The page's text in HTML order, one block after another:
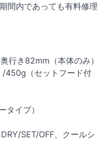
間内であっても有料修理
行き82mm（本体のみ）
450g（セットフード付
タイプ）
SET/OFF、クールシ